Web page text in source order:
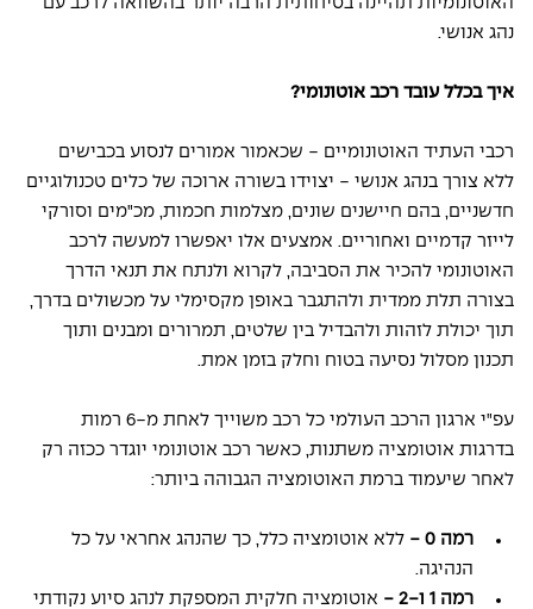
נהג אנושי.
איך בכלל עובד רכב אוטונומי?
רכבי העתיד האוטונומיים - שכאמור אמורים לנסוע בכבישים
ללא צורך בנהג אנושי - יצוידו בשורה ארוכה של כלים טכנולוגיים
חדשניים, בהם חיישנים שונים, מצלמות חכמות, מכ"מים וסורקי
לייזר קדמיים ואחוריים. אמצעים אלו יאפשרו למעשה לרכב
האוטונומי להכיר את הסביבה, לקרוא ולנתח את תנאי הדרך
בצורה תלת ממדית ולהתגבר באופן מקסימלי על מכשולים בדרך,
תוך יכולת לזהות ולהבדיל בין שלטים, תמרורים ומבנים ותוך
תכנון מסלול נסיעה בטוח וחלק בזמן אמת.
עפ"י ארגון הרכב העולמי כל רכב משוייך לאחת מ-6 רמות
בדרגות אוטומציה משתנות, כאשר רכב אוטונומי יוגדר ככזה רק
לאחר שיעמוד ברמת האוטומציה הגבוהה ביותר:
רמה 0 -
ללא אוטומציה כלל, כך שהנהג אחראי על כל
הנהיגה.
רמה 1 ו-2 -
אוטומציה חלקית המספקת לנהג סיוע נקודתי